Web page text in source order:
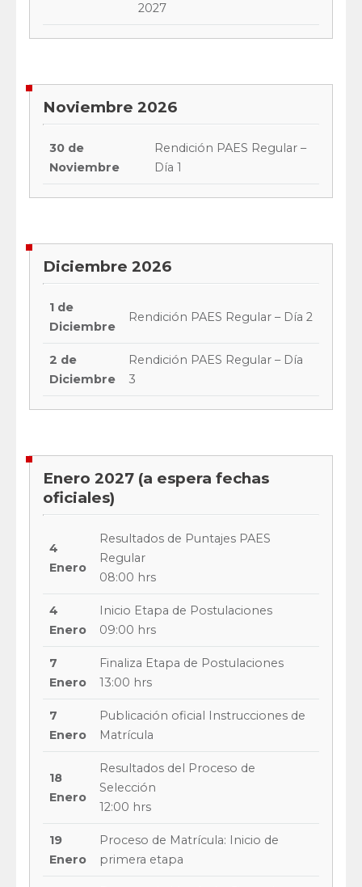
2027
Noviembre 2026
30 de
Noviembre
Rendición PAES Regular –
Día 1
Diciembre 2026
1 de
Diciembre
Rendición PAES Regular – Día 2
2 de
Diciembre
Rendición PAES Regular – Día
3
Enero 2027 (a espera fechas
oficiales)
4
Enero
Resultados de Puntajes PAES
Regular
08:00 hrs
4
Enero
Inicio Etapa de Postulaciones
09:00 hrs
7
Enero
Finaliza Etapa de Postulaciones
13:00 hrs
7
Enero
Publicación oficial Instrucciones de
Matrícula
18
Enero
Resultados del Proceso de
Selección
12:00 hrs
19
Enero
Proceso de Matrícula: Inicio de
primera etapa